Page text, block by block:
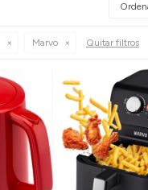
Marvo Quitar filtros